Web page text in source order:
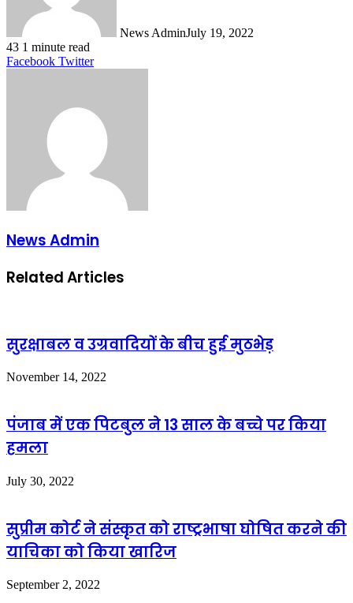
News AdminJuly 19, 2022
43 1 minute read
Facebook TwitterLinkedIn
Tumblr
Pinterest
Reddit
VKontakte
Share
Print
News Admin
Related Articles
सुरक्षाबल व उग्रवादियों के बीच हुई मुठभेड़
November 14, 2022
पंजाब में एक पिटबुल ने 13 साल के बच्चे पर किया
हमला
July 30, 2022
सुप्रीम कोर्ट ने संस्कृत को राष्ट्रभाषा घोषित करने की
याचिका को किया खारिज
September 2, 2022